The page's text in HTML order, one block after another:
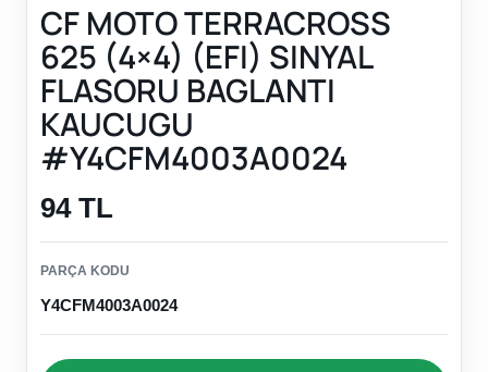
CF MOTO TERRACROSS
625 (4×4) (EFI) SINYAL
FLASORU BAGLANTI
KAUCUGU
#Y4CFM4003A0024
94 TL
PARÇA KODU
Y4CFM4003A0024